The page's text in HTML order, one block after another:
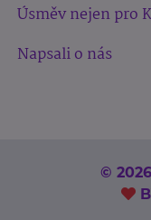
Úsměv nejen pro
Napsali o nás
©